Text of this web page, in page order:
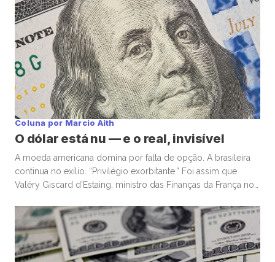
Coluna por Marcio Aith
O dólar está nu — e o real, invisível
A moeda americana domina por falta de opção. A brasileira
continua no exílio. “Privilégio exorbitante.” Foi assim que
Valéry Giscard d’Estaing, ministro das Finanças da França nos
Unidos de financiar déficits em sua própria moeda — e, ainda
assim, ser premiado com confiança global. Enquanto o
mundo […]